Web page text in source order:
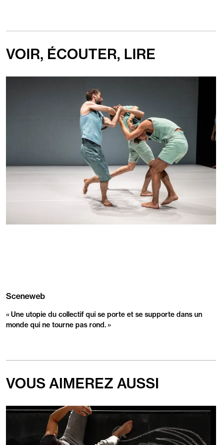
VOIR, ÉCOUTER, LIRE
Revue
presse
« Une utopie du collectif qui se porte et se supporte dans un
monde qui ne tourne pas rond. »
Sceneweb
VOUS AIMEREZ AUSSI
En